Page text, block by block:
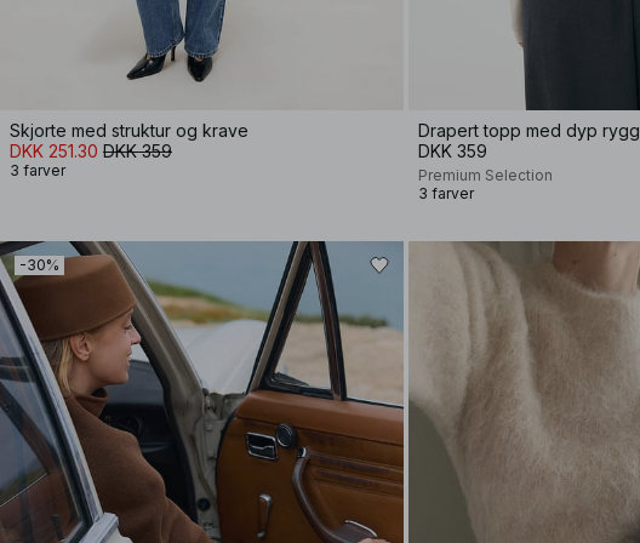
Skjorte med struktur og krave
DKK 251.30 DKK 359
3 farver
Drapert topp med dyp rygg
DKK 359
Premium Selection
3 farver
-30%